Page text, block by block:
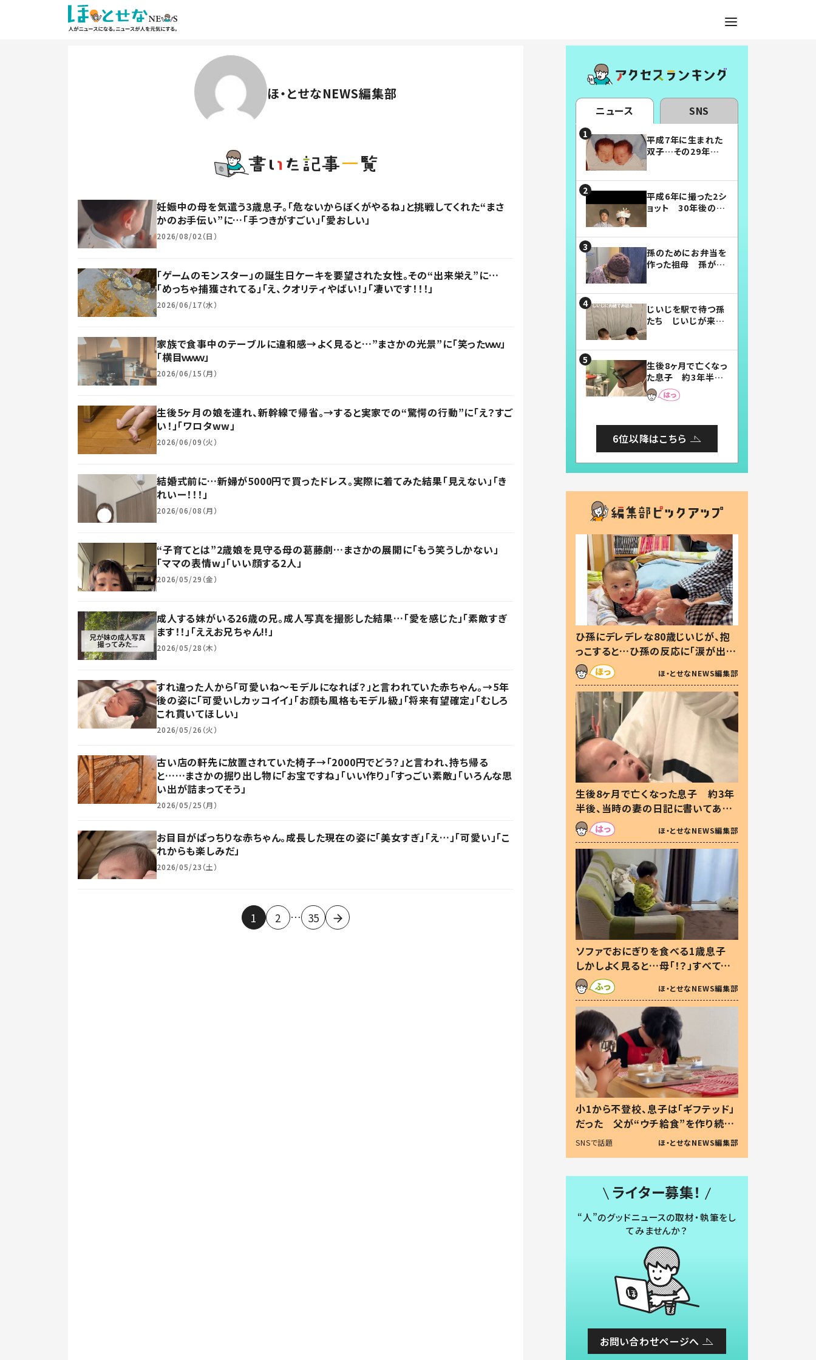
ほ・とせなNEWS編集部
妊娠中の母を気遣う3歳息子。「危ないからぼくがやるね」と挑戦してくれた“まさ
かのお手伝い”に…「手つきがすごい」「愛おしい」
2026/08/02（日）
「ゲームのモンスター」の誕生日ケーキを要望された女性。その“出来栄え”に…
「めっちゃ捕獲されてる」「え、クオリティやばい！」「凄いです！！！」
2026/06/17（水）
家族で食事中のテーブルに違和感→よく見ると…”まさかの光景”に「笑ったｗｗ」
「横目ｗｗｗ」
2026/06/15（月）
生後5ヶ月の娘を連れ、新幹線で帰省。→すると実家での“驚愕の行動”に「え？すご
い！」「ワロタww」
2026/06/09（火）
結婚式前に…新婦が5000円で買ったドレス。実際に着てみた結果「見えない」「き
れいー！！！」
2026/06/08（月）
“子育てとは”2歳娘を見守る母の葛藤劇…まさかの展開に「もう笑うしかない」
「ママの表情w」「いい顔する2人」
2026/05/29（金）
成人する妹がいる26歳の兄。成人写真を撮影した結果…「愛を感じた」「素敵すぎ
ます！！」「ええお兄ちゃん!!」
2026/05/28（木）
すれ違った人から「可愛いね〜モデルになれば？」と言われていた赤ちゃん。→5年
後の姿に「可愛いしカッコイイ」「お顔も風格もモデル級」「将来有望確定」「むしろ
これ貫いてほしい」
2026/05/26（火）
古い店の軒先に放置されていた椅子→「2000円でどう？」と言われ、持ち帰る
と……まさかの掘り出し物に「お宝ですね」「いい作り」「すっごい素敵」「いろんな思
い出が詰まってそう」
2026/05/25（月）
お目目がぱっちりな赤ちゃん。成長した現在の姿に「美女すぎ」「え…」「可愛い」「こ
れからも楽しみだ」
2026/05/23（土）
1 2 … 35
ニュース SNS
平成7年に生まれた
双子…その29年後
平成6年に撮った2シ
ョット 30年後の姿
孫のためにお弁当を
作った祖母 孫が絶
じいじを駅で待つ孫
たち じいじが来た
まらない」「幸せにな
れる」
生後8ヶ月で亡くなっ
た息子 約3年半
後、当時の妻の日記
に書いてあった本音
6位以降はこちら
ひ孫にデレデレな80歳じいじが、抱
っこすると…ひ孫の反応に「涙が出ま
した」「可愛くて仕方ない」
ほ・とせなNEWS編集部
生後8ヶ月で亡くなった息子 約3年
半後、当時の妻の日記に書いてあっ
た本音とは
ほ・とせなNEWS編集部
ソファでおにぎりを食べる1歳息子
しかしよく見ると…母「！？」すべてを
察した母の投稿に「可愛いから許
す！」「現行犯〜」
ほ・とせなNEWS編集部
小1から不登校、息子は「ギフテッド」
だった 父が“ウチ給食”を作り続け
る理由とは #令和の親 #令和の子
SNSで話題 ほ・とせなNEWS編集部
ライター募集！
“人”のグッドニュースの取材・執筆をし
てみませんか？
お問い合わせページへ